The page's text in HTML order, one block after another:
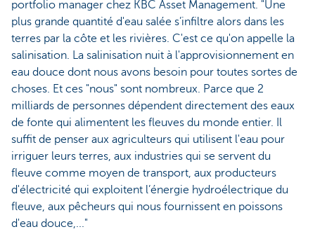
portfolio manager chez KBC Asset Management. "Une
plus grande quantité d'eau salée s’infiltre alors dans les
terres par la côte et les rivières. C'est ce qu'on appelle la
salinisation. La salinisation nuit à l'approvisionnement en
eau douce dont nous avons besoin pour toutes sortes de
choses. Et ces "nous" sont nombreux. Parce que 2
milliards de personnes dépendent directement des eaux
de fonte qui alimentent les fleuves du monde entier. Il
suffit de penser aux agriculteurs qui utilisent l'eau pour
irriguer leurs terres, aux industries qui se servent du
fleuve comme moyen de transport, aux producteurs
d'électricité qui exploitent l’énergie hydroélectrique du
fleuve, aux pêcheurs qui nous fournissent en poissons
d'eau douce,..."